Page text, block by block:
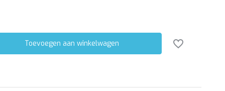
Toevoegen aan winkelwagen